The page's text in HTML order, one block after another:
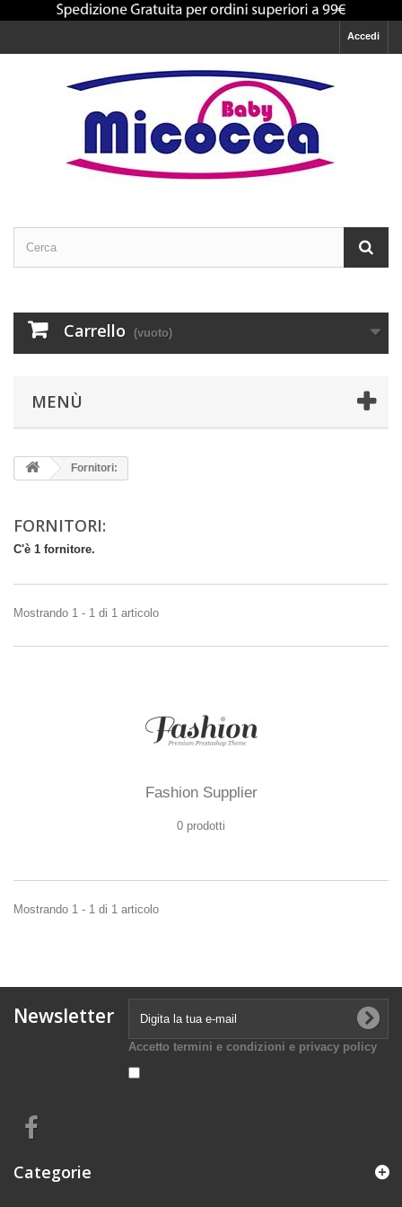
Accedi
Carrello (vuoto)
MENÙ
Fornitori:
FORNITORI:
C'è 1 fornitore.
Mostrando 1 - 1 di 1 articolo
Fashion Supplier
0 prodotti
Mostrando 1 - 1 di 1 articolo
Newsletter
Accetto termini e condizioni e privacy policy
Categorie